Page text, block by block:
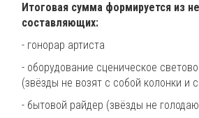
Итоговая сумма формируется из
составляющих:
- гонорар артиста
- оборудование сценическое
(звёзды не возят с собой колонки и
- бытовой райдер (звёзды не